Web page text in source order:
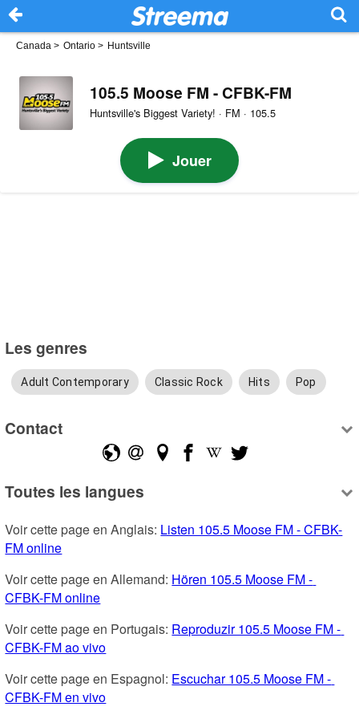
Canada > Ontario > Huntsville
105.5 Moose FM - CFBK-FM
Huntsville's Biggest Variety! · FM · 105.5
Jouer
Les genres
Adult Contemporary Classic Rock Hits Pop
Contact
Toutes les langues
Voir cette page en Anglais: Listen 105.5 Moose FM - CFBK-
FM online
Voir cette page en Allemand: Hören 105.5 Moose FM -
CFBK-FM online
Voir cette page en Portugais: Reproduzir 105.5 Moose FM -
CFBK-FM ao vivo
Voir cette page en Espagnol: Escuchar 105.5 Moose FM -
CFBK-FM en vivo